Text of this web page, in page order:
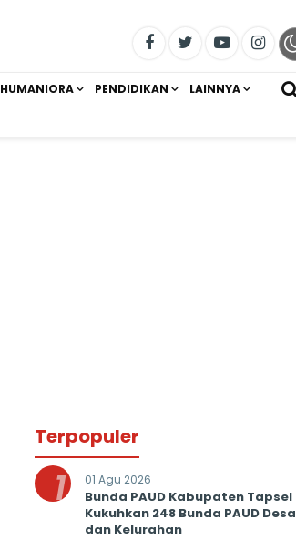
HUMANIORA PENDIDIKAN LAINNYA
Terpopuler
1 01 Agu 2026
Bunda PAUD Kabupaten Tapsel
Kukuhkan 248 Bunda PAUD Desa
dan Kelurahan